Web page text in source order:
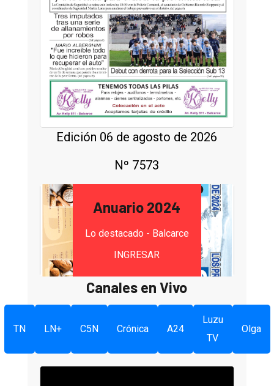
Edición 06 de agosto de 2026
Nº 7573
Anuario 2024
Lo destacado - Balcarce
INGRESAR
Canales en Vivo
TN LN+ C5N Crónica A24
Luzu
TV
Olga